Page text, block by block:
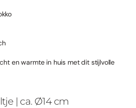
en warmte in huis met dit stijlvolle
| ca. Ø14 cm